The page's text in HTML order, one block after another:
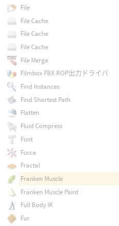
File
File Cache
File Cache
File Cache
File Merge
Filmbox FBX ROP出力ドライバ
Find Instances
Find Shortest Path
Flatten
Fluid Compress
Font
Force
Fractal
Franken Muscle
Franken Muscle Paint
Full Body IK
Fur